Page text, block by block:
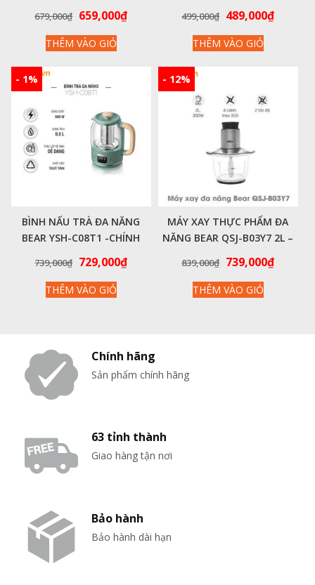
679,000₫ Giá
là:
659,000₫Giá
659,000₫.
THÊM VÀO GIỎ
CHÍNH HÃNG VIỆT NAM
499,000₫ Giá
là:
489,000₫Giá
THÊM VÀO GIỎ
- 1%
BÌNH NẤU TRÀ ĐA NĂNG
BEAR YSH-C08T1 -CHÍNH
739,000₫ Giá
là:
729,000₫Giá
THÊM VÀO GIỎ
- 12%
MÁY XAY THỰC PHẨM ĐA
NĂNG BEAR QSJ-B03Y7 2L –
839,000₫ Giá
là:
739,000₫Giá
THÊM VÀO GIỎ
Chính hãng
Sản phẩm chính hãng
63 tỉnh thành
Giao hàng tận nơi
Bảo hành
Bảo hành dài hạn